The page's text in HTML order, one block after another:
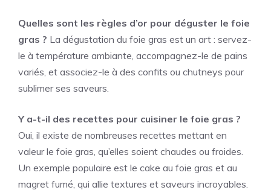
Quelles sont les règles d’or pour déguster le foie
gras ? La dégustation du foie gras est un art : servez-
le à température ambiante, accompagnez-le de pains
variés, et associez-le à des confits ou chutneys pour
sublimer ses saveurs.
Y a-t-il des recettes pour cuisiner le foie gras ?
Oui, il existe de nombreuses recettes mettant en
valeur le foie gras, qu’elles soient chaudes ou froides.
Un exemple populaire est le cake au foie gras et au
magret fumé, qui allie textures et saveurs incroyables.